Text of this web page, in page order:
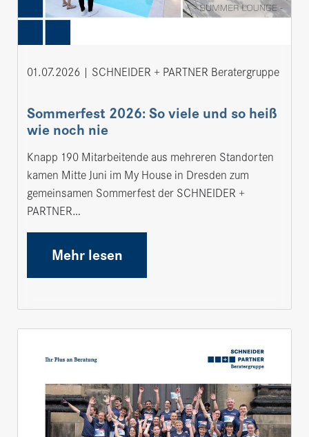
01.07.2026 SCHNEIDER + PARTNER Beratergruppe
Sommerfest 2026: So viele und so heiß
wie noch nie
Knapp 190 Mitarbeitende aus mehreren Standorten
kamen Mitte Juni im My House in Dresden zum
gemeinsamen Sommerfest der SCHNEIDER +
PARTNER…
Mehr lesen